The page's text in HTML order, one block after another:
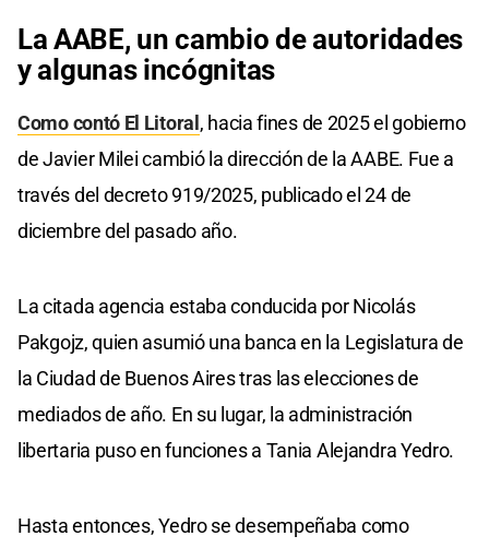
La AABE, un cambio de autoridades
y algunas incógnitas
Como contó El Litoral, hacia fines de 2025 el gobierno
de Javier Milei cambió la dirección de la AABE. Fue a
través del decreto 919/2025, publicado el 24 de
diciembre del pasado año.
La citada agencia estaba conducida por Nicolás
Pakgojz, quien asumió una banca en la Legislatura de
la Ciudad de Buenos Aires tras las elecciones de
mediados de año. En su lugar, la administración
libertaria puso en funciones a Tania Alejandra Yedro.
Hasta entonces, Yedro se desempeñaba como